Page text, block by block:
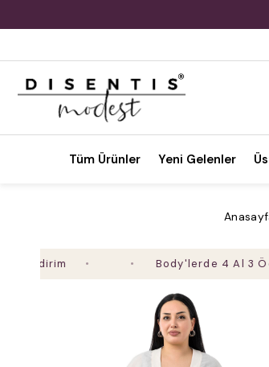
Tüm Ürünler Yeni Gelenler
Body'lerde 4 Al 3 Öde